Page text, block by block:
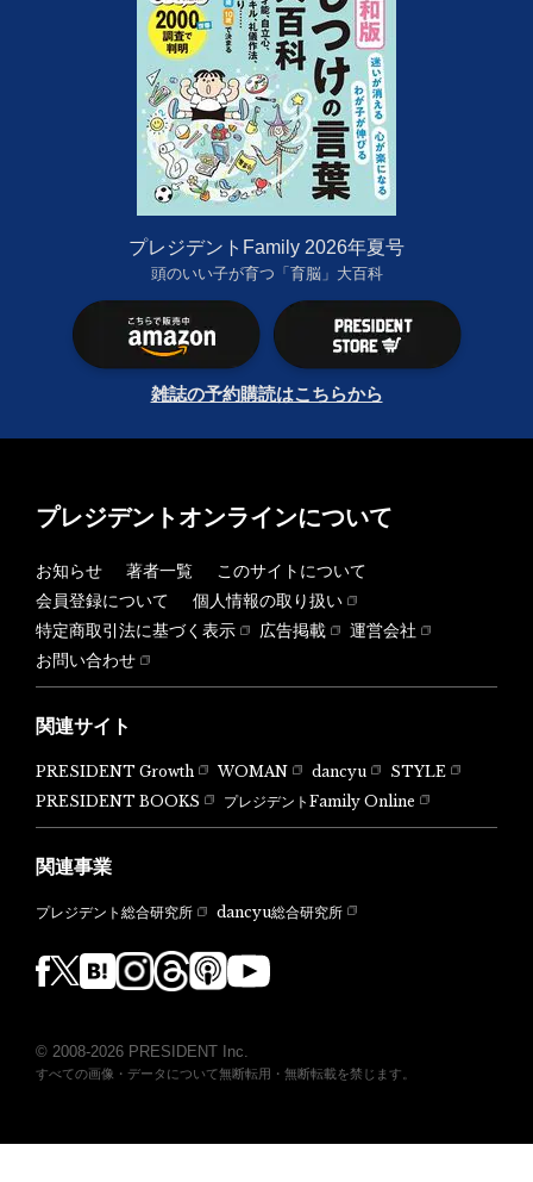
プレジデントFamily 2026年夏号
頭のいい子が育つ「育脳」大百科
雑誌の予約購読はこちらから
プレジデントオンラインについて
お知らせ 著者一覧
このサイトについて
会員登録について
個人情報の取り扱い
特定商取引法に基づく表示
広告掲載
運営会社
お問い合わせ
関連サイト
PRESIDENT Growth WOMAN dancyu
STYLE
PRESIDENT BOOKS
プレジデントFamily Online
関連事業
プレジデント総合研究所 dancyu総合研究所
© 2008-2026 PRESIDENT Inc.
すべての画像・データについて無断転用・無断転載を禁じます。